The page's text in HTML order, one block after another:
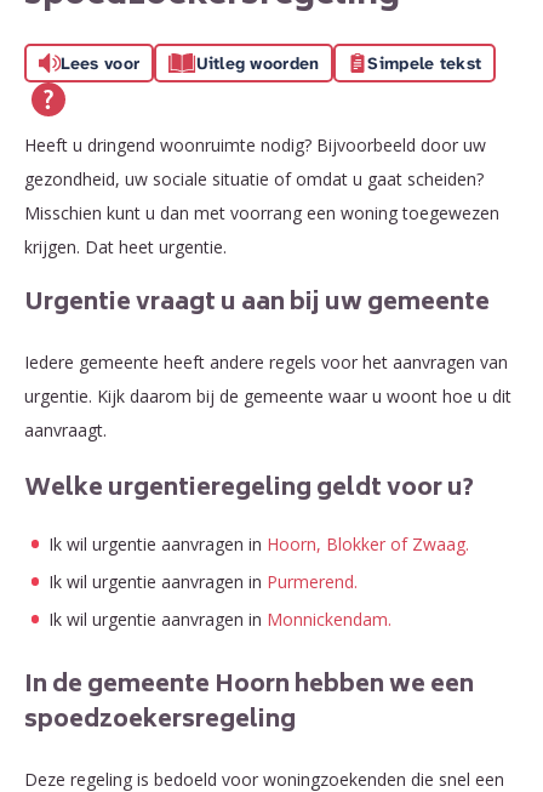
Lees voor Uitleg woorden Simpele tekst
Heeft u dringend woonruimte nodig? Bijvoorbeeld door uw
gezondheid, uw sociale situatie of omdat u gaat scheiden?
Misschien kunt u dan met voorrang een woning toegewezen
krijgen. Dat heet urgentie.
Urgentie vraagt u aan bij uw gemeente
Iedere gemeente heeft andere regels voor het aanvragen van
urgentie. Kijk daarom bij de gemeente waar u woont hoe u dit
aanvraagt.
Welke urgentieregeling geldt voor u?
Ik wil urgentie aanvragen in Hoorn, Blokker of Zwaag.
Ik wil urgentie aanvragen in Purmerend.
Ik wil urgentie aanvragen in Monnickendam.
In de gemeente Hoorn hebben we een
spoedzoekersregeling
Deze regeling is bedoeld voor woningzoekenden die snel een